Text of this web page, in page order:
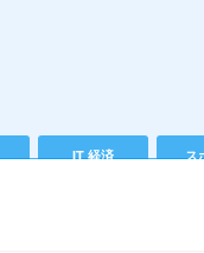
IT 経済 ス